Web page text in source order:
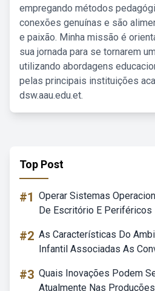
empregando métodos
conexões genuínas e são
e paixão. Minha missão é
sua jornada para se tornarem
utilizando abordagens
pelas principais instituições
dsw.aau.edu.et.
Top Post
#1 Operar Sistemas
De Escritório E Periféricos
#2 As Características Do
Infantil Associadas As
#3 Quais Inovações Podem
Atualmente Nas